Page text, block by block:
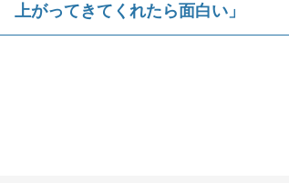
上がってきてくれたら面白い」